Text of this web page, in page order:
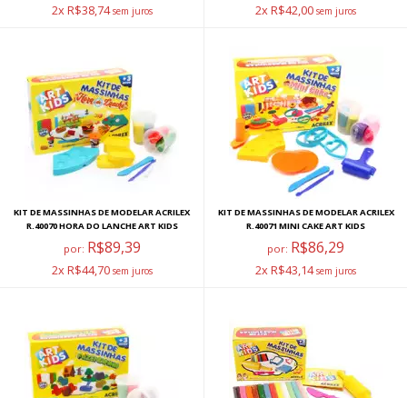
2x R$38,74 2x R$42,00
KIT DE MASSINHAS DE MODELAR ACRILEX
R.40070 HORA DO LANCHE ART KIDS
por: R$89,39
2x R$44,70
KIT DE MASSINHAS DE MODELAR ACRILEX
R.40071 MINI CAKE ART KIDS
por: R$86,29
2x R$43,14